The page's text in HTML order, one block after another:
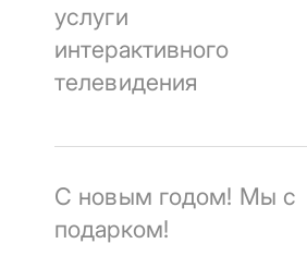
услуги
интерактивного
телевидения
С новым годом! Мы с
подарком!